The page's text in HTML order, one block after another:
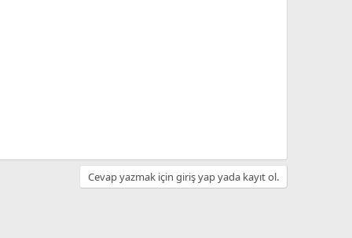
Cevap yazmak için giriş yap yada kayıt ol.